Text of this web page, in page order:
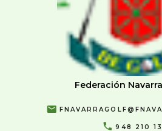
Federación
948 210